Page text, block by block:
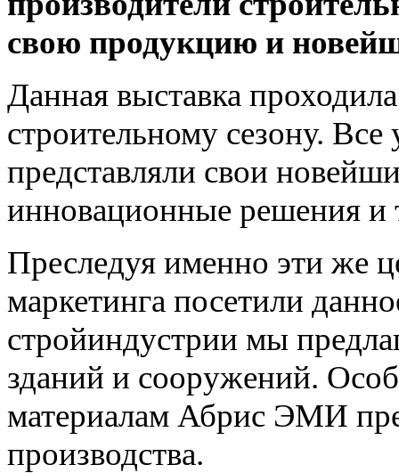
свою продукцию и
Данная выставка
строительному сезону.
представляли свои
инновационные решения и
Преследуя именно эти же
маркетинга посетили
стройиндустрии мы
зданий и сооружений.
материалам Абрис ЭМИ
производства.